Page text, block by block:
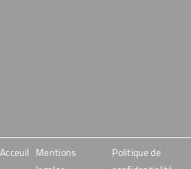
Acceuil
Mentions
Politique de